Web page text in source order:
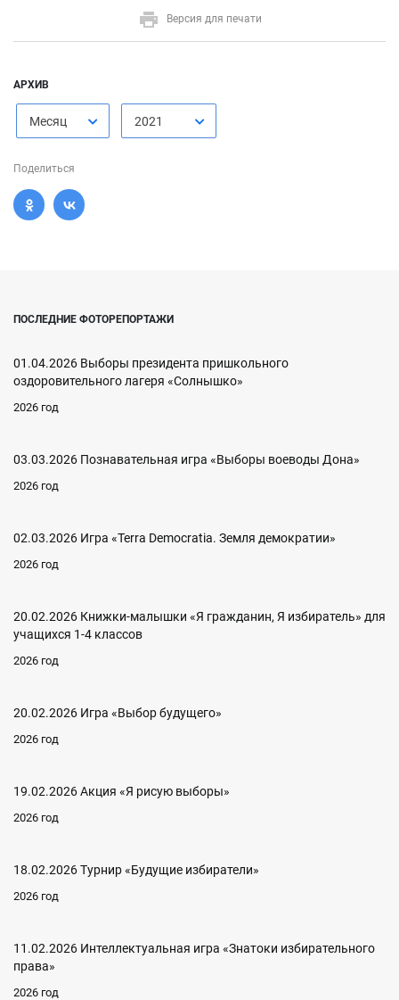
Версия для печати
АРХИВ
Месяц 2021
Поделиться
ПОСЛЕДНИЕ ФОТОРЕПОРТАЖИ
01.04.2026 Выборы президента пришкольного
оздоровительного лагеря «Солнышко»
2026 год
03.03.2026 Познавательная игра «Выборы воеводы Дона»
2026 год
02.03.2026 Игра «Terra Democratia. Земля демократии»
2026 год
20.02.2026 Книжки-малышки «Я гражданин, Я избиратель» для
учащихся 1-4 классов
2026 год
20.02.2026 Игра «Выбор будущего»
2026 год
19.02.2026 Акция «Я рисую выборы»
2026 год
18.02.2026 Турнир «Будущие избиратели»
2026 год
11.02.2026 Интеллектуальная игра «Знатоки избирательного
права»
2026 год